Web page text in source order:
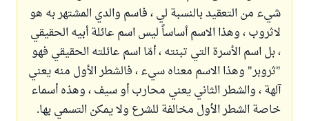
شيء من التعقيد بالنسبة لي ، فاسم والدي المشتهر به هو
لاثروب ، وهذا الاسم أساساً ليس اسم عائلة أبيه الحقيقي
، بل اسم الأسرة التي تبنته ، أمّا اسم عائلته الحقيقي فهو
"ثروبر" وهذا الاسم معناه سيء ، فالشطر الأول منه يعني
آلهة ، والشطر الثاني يعني محارب أو سيف ، وهذه أسماء
خاصة الشطر الأول مخالفة للشرع ولا يمكن التسمي بها.